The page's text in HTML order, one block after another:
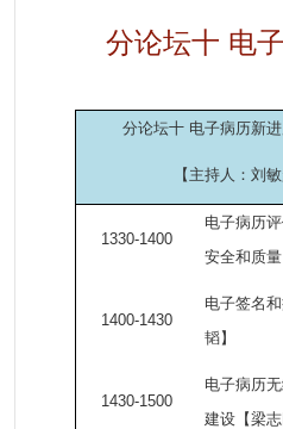
分论坛十 电
分论坛十 电子病历新进
【主持人：刘
1330-1400
电子病历
安全和质量
1400-1430
电子签名
韬】
1430-1500
电子病历
建设【梁志